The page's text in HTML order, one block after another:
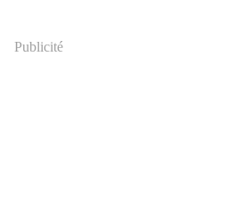
Publicité